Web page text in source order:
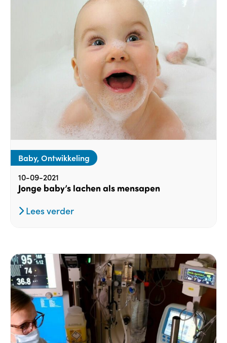
Baby, Ontwikkeling
10-09-2021
Jonge baby’s lachen als mensapen
Lees verder